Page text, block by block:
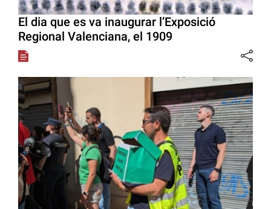
El dia que es va inaugurar l’Exposició
Regional Valenciana, el 1909